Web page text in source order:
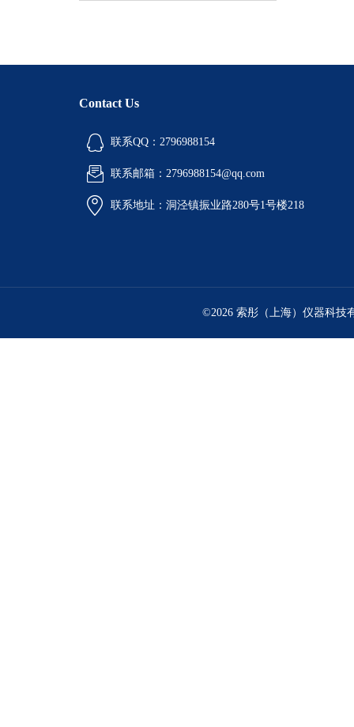
Contact Us
联系QQ：2796988154
联系邮箱：2796988154@qq.com
联系地址：洞泾镇振业路280号1号楼218
©2026 索彤（上海）仪器科技